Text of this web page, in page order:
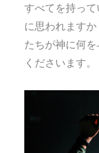
すべてを持っ
に思われます
たちが神に何
くださいます。